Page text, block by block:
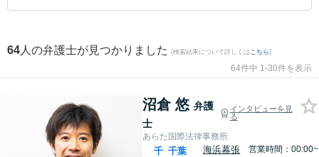
64 人の弁護士が見つかりました (検索結果について詳しくは こちら)
64件中 1-30件を表示
沼倉 悠 弁護
士
インタビューを見
る
あらた国際法律事務所
千 千葉
海浜幕張
営業時間：00:00~